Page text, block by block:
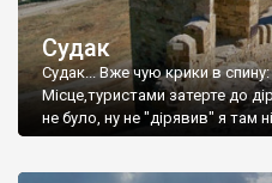
Судак
Судак... Вже чую крики в
Місце,туристами затерте до
не було, ну не "дірявив" я там